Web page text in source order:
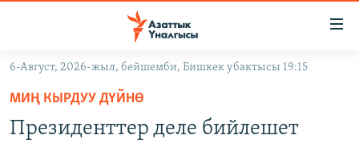
Навигацияга
өтүңүз
Издөөгө
салыңызКЫРГЫЗСТАН
ДҮЙНӨ
6-Август, 2026-жыл, бейшемби, Бишкек убактысы 19:15
МИҢ КЫРДУУ ДҮЙНӨ
Президенттер деле бийлешет